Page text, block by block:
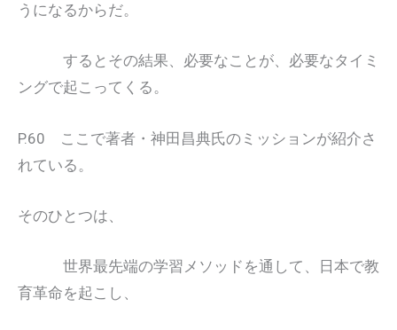
うになるからだ。
するとその結果、必要なことが、必要なタイミ
ングで起こってくる。
P.60 ここで著者・神田昌典氏のミッションが紹介さ
れている。
そのひとつは、
世界最先端の学習メソッドを通して、日本で教
育革命を起こし、